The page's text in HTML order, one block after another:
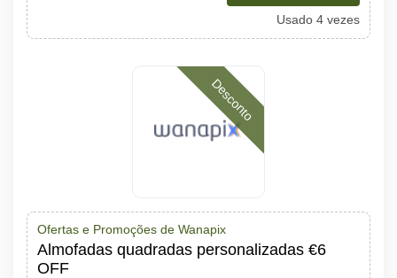
Usado 4 vezes
Desconto
Ofertas e Promoções de Wanapix
Almofadas quadradas personalizadas €6
OFF